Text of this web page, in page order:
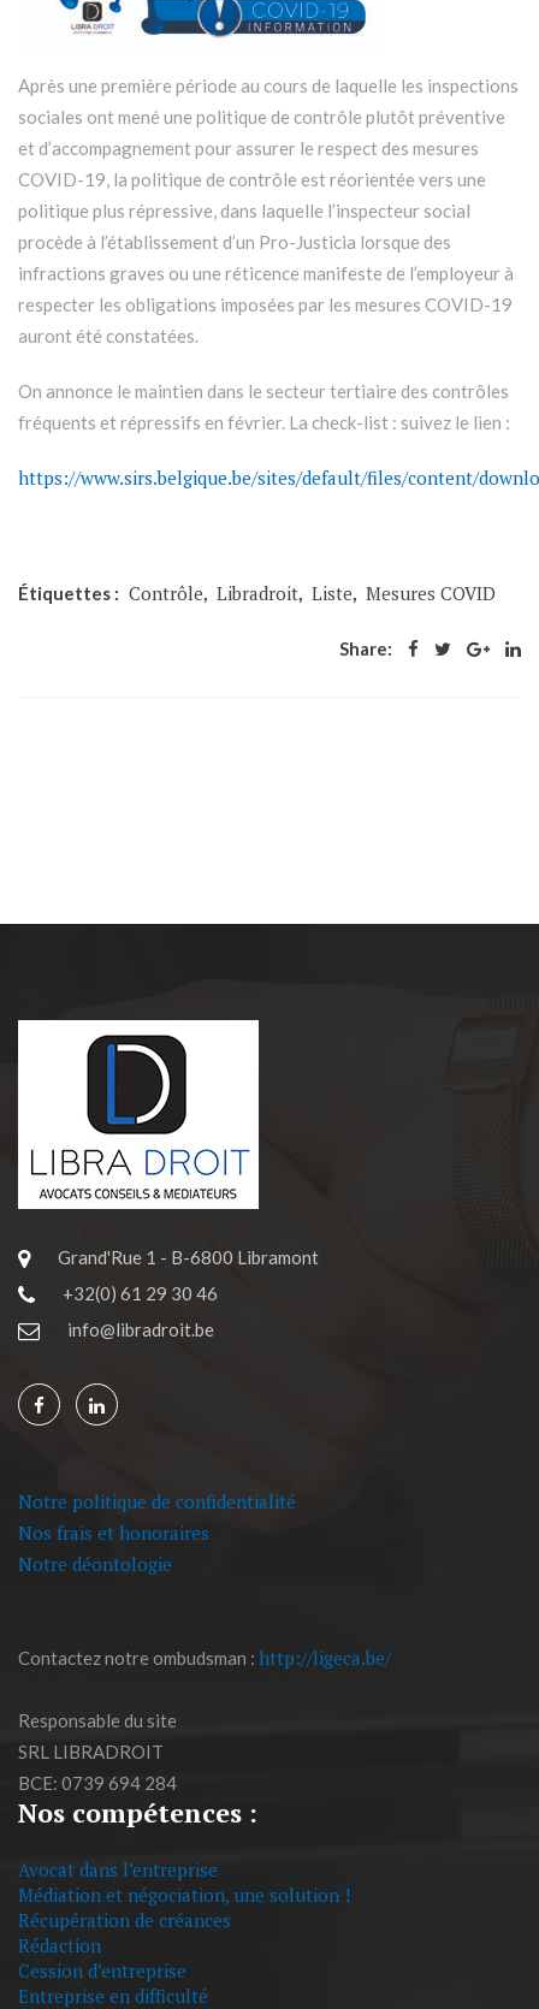
Après une première période au cours de laquelle les inspections
sociales ont mené une politique de contrôle plutôt préventive
et d’accompagnement pour assurer le respect des mesures
COVID-19, la politique de contrôle est réorientée vers une
politique plus répressive, dans laquelle l’inspecteur social
procède à l’établissement d’un Pro-Justicia lorsque des
infractions graves ou une réticence manifeste de l’employeur à
respecter les obligations imposées par les mesures COVID-19
auront été constatées.
On annonce le maintien dans le secteur tertiaire des contrôles
fréquents et répressifs en février. La check-list : suivez le lien :
https://www.sirs.belgique.be/sites/default/files/content/
Étiquettes : Contrôle, Libradroit, Liste, Mesures COVID
Share:
Grand'Rue 1 - B-6800 Libramont
+32(0) 61 29 30 46
info@libradroit.be
Notre politique de confidentialité
Nos frais et honoraires
Notre déontologie
Contactez notre ombudsman : http://ligeca.be/
Responsable du site
SRL LIBRADROIT
BCE: 0739 694 284
Nos compétences :
Avocat dans l’entreprise
Médiation et négociation, une solution !
Récupération de créances
Rédaction
Cession d’entreprise
Entreprise en difficulté